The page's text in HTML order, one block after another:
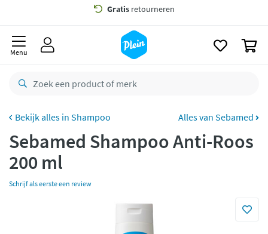
Gratisbezorging vanaf 35,- *
besteld,
retourneren
Betaal met Klarna
Menu
Shampoo Alles van Sebamed
Sebamed Shampoo Anti-Roos
200 ml
Schrijf als eerste een review